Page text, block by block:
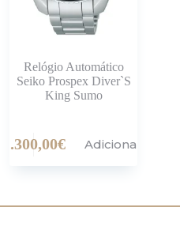
Relógio Automático
Seiko Prospex Diver`S
King Sumo
1.300,00€ Adicionar